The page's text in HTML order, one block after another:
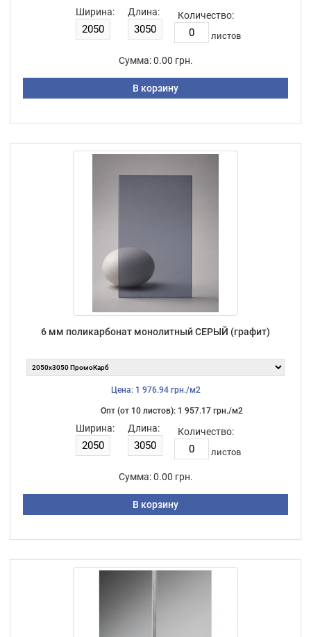
Ширина: Длина: Количество:
листов
Сумма: 0.00 грн.
В корзину
6 мм поликарбонат монолитный СЕРЫЙ (графит)
Цена: 1 976.94 грн./м2
Опт (от 10 листов): 1 957.17 грн./м2
Ширина: Длина: Количество:
листов
Сумма: 0.00 грн.
В корзину